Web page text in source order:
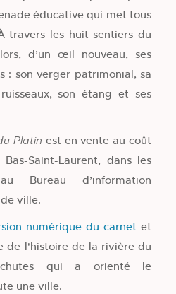
éducative qui met tous
travers les huit sentiers du
d’un œil nouveau, ses
: son verger patrimonial, sa
son étang et ses
Platin est en vente au coût
Saint-Laurent, dans les
Bureau d’information
ville.
numérique du carnet et
de l'histoire de la rivière du
qui a orienté le
une ville.